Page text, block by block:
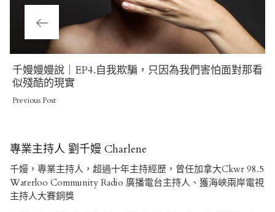
Previous
Post
千嫚嫚嫚說｜EP4.自我欺騙，只因為我們害怕面對那看
似殘酷的現實
Previous Post
專業主持人 劉千嫚 Charlene
千嫚，專業主持人，超過十年主持經歷，曾任加拿大Ckwr 98.5
Waterloo Community Radio 廣播電台主持人、獲海峽兩岸電視
主持人大賽銅獎